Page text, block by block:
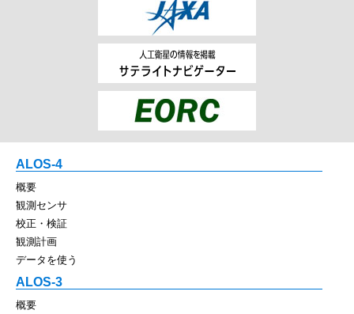
ALOS-4
概要
観測センサ
校正・検証
観測計画
データを使う
ALOS-3
概要